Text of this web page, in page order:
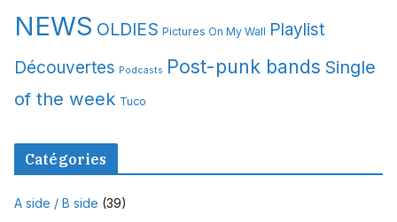
NEWS OLDIES Pictures On My Wall Playlist
Découvertes Podcasts Post-punk bands Single
of the week Tuco
Catégories
A side / B side (39)